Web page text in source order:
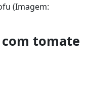
(Imagem:
tomate